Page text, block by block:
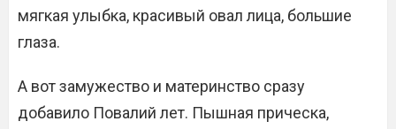
мягкая улыбка, красивый овал лица, большие
глаза.
А вот замужество и материнство сразу
добавило Повалий лет. Пышная прическа,